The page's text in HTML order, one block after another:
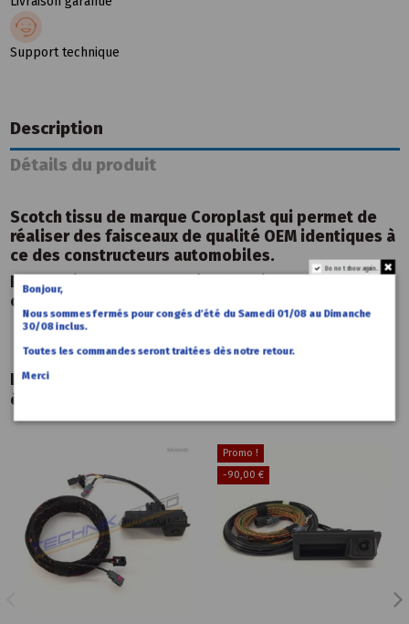
Support technique
Description
Détails du produit
Scotch tissu de marque Coroplast qui permet de
réaliser des faisceaux de qualité OEM identiques à
ce des constructeurs automobiles.
Permet également de faire des réparations de
câblages.
Les clients qui ont acheté ce produit ont
également acheté :
Promo !
-90,00 €
Do not show again.
Bonjour,
Nous sommes fermés pour congés d’été du Samedi 01/08 au Dimanche
30/08 inclus.
Toutes les commandes seront traitées dès notre retour.
Merci